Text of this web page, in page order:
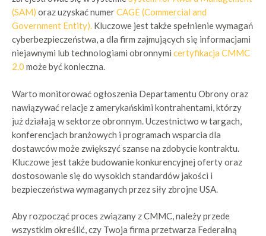
(SAM) oraz uzyskać numerCAGE (Commercial and
Government Entity). Kluczowe jest także spełnienie wymagań
cyberbezpieczeństwa, a dla firm zajmujących się informacjami
niejawnymi lub technologiami obronnymi certyfikacja CMMC
2.0 może być konieczna.
Warto monitorować ogłoszenia Departamentu Obrony oraz
nawiązywać relacje z amerykańskimi kontrahentami, którzy
już działają w sektorze obronnym. Uczestnictwo w targach,
konferencjach branżowych i programach wsparcia dla
dostawców może zwiększyć szanse na zdobycie kontraktu.
Kluczowe jest także budowanie konkurencyjnej oferty oraz
dostosowanie się do wysokich standardów jakości i
bezpieczeństwa wymaganych przez siły zbrojne USA.
Aby rozpocząć proces związany z CMMC, należy przede
wszystkim określić, czy Twoja firma przetwarza Federalną